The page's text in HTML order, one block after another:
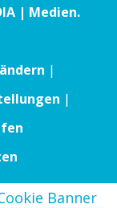
| Medien.
|
|
Banner